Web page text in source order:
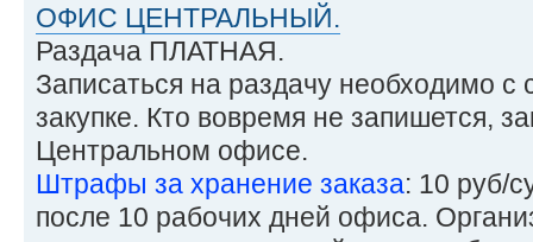
ОФИС ЦЕНТРАЛЬНЫЙ.
Раздача ПЛАТНАЯ.
Записаться на раздачу необходимо с
закупке. Кто вовремя не запишется,
Центральном офисе.
Штрафы за хранение заказа: 10 руб/
после 10 рабочих дней офиса.